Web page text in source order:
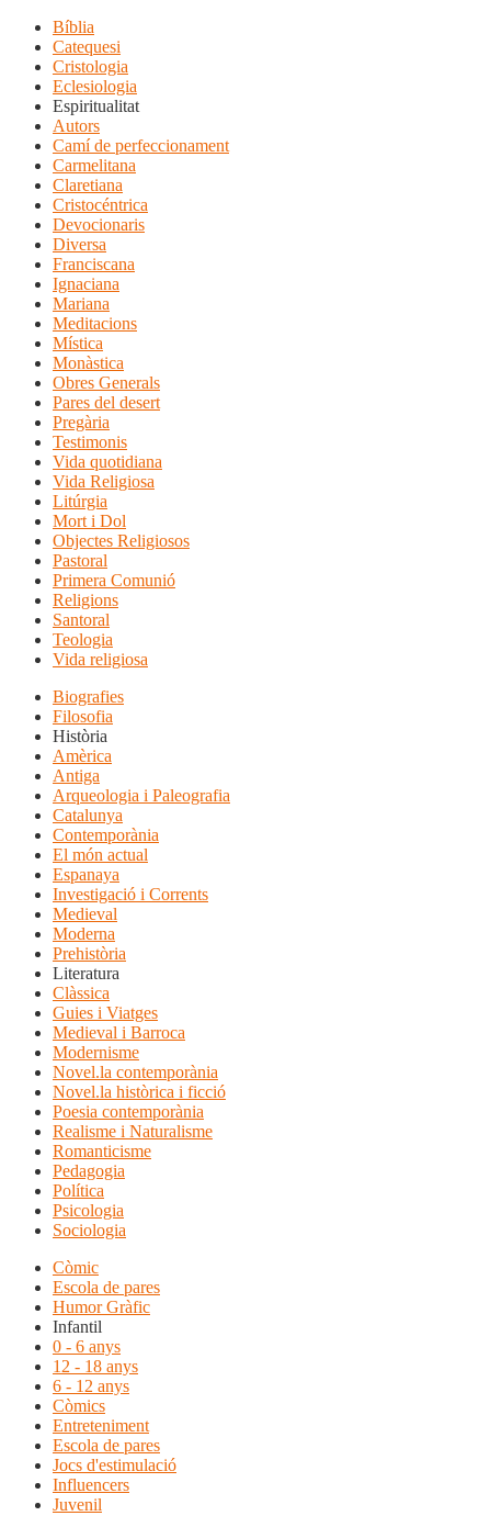
Bíblia
Catequesi
Cristologia
Eclesiologia
Espiritualitat
Autors
Camí de perfeccionament
Carmelitana
Claretiana
Cristocéntrica
Devocionaris
Diversa
Franciscana
Ignaciana
Mariana
Meditacions
Mística
Monàstica
Obres Generals
Pares del desert
Pregària
Testimonis
Vida quotidiana
Vida Religiosa
Litúrgia
Mort i Dol
Objectes Religiosos
Pastoral
Primera Comunió
Religions
Santoral
Teologia
Vida religiosa
Biografies
Filosofia
Història
Amèrica
Antiga
Arqueologia i Paleografia
Catalunya
Contemporània
El món actual
Espanaya
Investigació i Corrents
Medieval
Moderna
Prehistòria
Literatura
Clàssica
Guies i Viatges
Medieval i Barroca
Modernisme
Novel.la contemporània
Novel.la històrica i ficció
Poesia contemporània
Realisme i Naturalisme
Romanticisme
Pedagogia
Política
Psicologia
Sociologia
Còmic
Escola de pares
Humor Gràfic
Infantil
0 - 6 anys
12 - 18 anys
6 - 12 anys
Còmics
Entreteniment
Escola de pares
Jocs d'estimulació
Influencers
Juvenil